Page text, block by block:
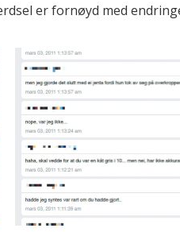
er fornøyd med